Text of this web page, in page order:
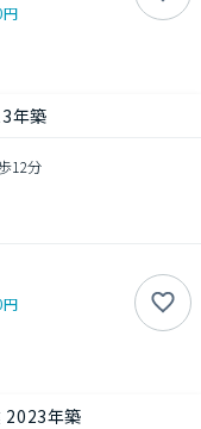
年築
12分
2023年築